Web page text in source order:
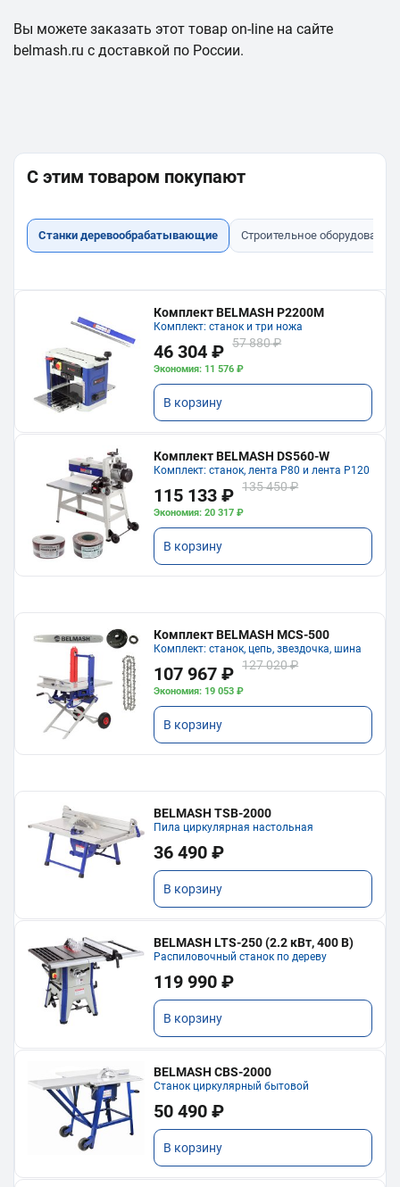
Вы можете заказать этот товар on-line на сайте
belmash.ru с доставкой по России.
С этим товаром покупают
Станки деревообрабатывающие Строительное оборудование
Комплект BELMASH P2200M
Комплект: станок и три ножа
46 304 ₽ 57 880 ₽
Экономия: 11 576 ₽
В корзину
Комплект BELMASH DS560-W
Комплект: станок, лента P80 и лента P120
115 133 ₽ 135 450 ₽
Экономия: 20 317 ₽
В корзину
Комплект BELMASH MCS-500
Комплект: станок, цепь, звездочка, шина
107 967 ₽ 127 020 ₽
Экономия: 19 053 ₽
В корзину
BELMASH TSB-2000
Пила циркулярная настольная
36 490 ₽
В корзину
BELMASH LTS-250 (2.2 кВт, 400 В)
Распиловочный станок по дереву
119 990 ₽
В корзину
BELMASH CBS-2000
Станок циркулярный бытовой
50 490 ₽
В корзину